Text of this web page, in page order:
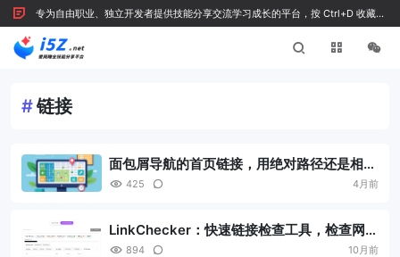
专为自由职业、独立开发者提供技能分享交流学习成长的平台，按 Ctrl+D 收藏我
们
#链接
面包屑导航的首页链接，用绝对路径还是相对
路径？
425 4月前
LinkChecker：快速链接检查工具，检查网站
链接是否存在死链
894 10月前